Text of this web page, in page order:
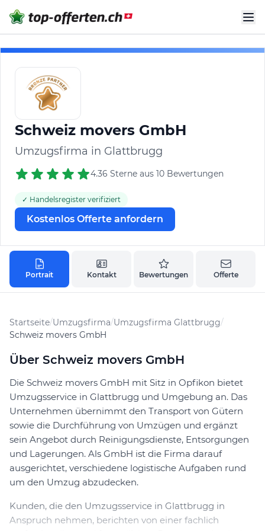
Schweiz movers GmbH
Umzugsfirma in Glattbrugg
4.36 Sterne aus 10 Bewertungen
✓ Handelsregister verifiziert
Kostenlos Offerte anfordern
Portrait Kontakt Bewertungen Offerte
Startseite/Umzugsfirma/Umzugsfirma Glattbrugg/
Schweiz movers GmbH
Über Schweiz movers GmbH
Die Schweiz movers GmbH mit Sitz in Opfikon bietet
Umzugsservice in Glattbrugg und Umgebung an. Das
Unternehmen übernimmt den Transport von Gütern
sowie die Durchführung von Umzügen und ergänzt
sein Angebot durch Reinigungsdienste, Entsorgungen
und Lagerungen. Als GmbH ist die Firma darauf
ausgerichtet, verschiedene logistische Aufgaben rund
um den Umzug abzudecken.
Kunden, die den Umzugsservice in Glattbrugg in
Anspruch nehmen, berichten von einer fachlich